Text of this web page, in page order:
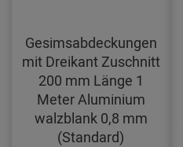
Gesimsabdeckungen
mit Dreikant Zuschnitt
200 mm Länge 1
Meter Aluminium
walzblank 0,8 mm
(Standard)